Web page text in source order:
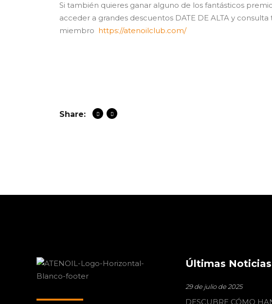
Si también quieres ganar alguno de los fantásticos
acceder a grandes descuentos DATE DE ALTA y consulta
miembro https://atenoilclub.com/
Share:
Últimas Noticias
29 de julio de 2025
DESCUBRE CÓMO